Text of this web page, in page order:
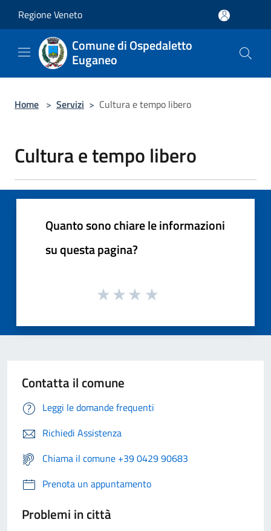
Regione Veneto
Comune di Ospedaletto
Euganeo
Home > Servizi > Cultura e tempo libero
Cultura e tempo libero
Quanto sono chiare le informazioni
su questa pagina?
Contatta il comune
Leggi le domande frequenti
Richiedi Assistenza
Chiama il comune +39 0429 90683
Prenota un appuntamento
Problemi in città